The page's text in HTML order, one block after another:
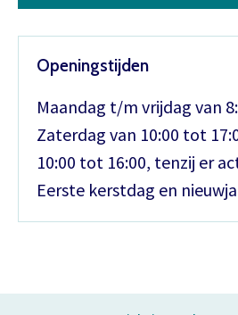
Openingstijden
Maandag t/m vrijdag van
Zaterdag van 10:00 tot
10:00 tot 16:00, tenzij er
Eerste kerstdag en